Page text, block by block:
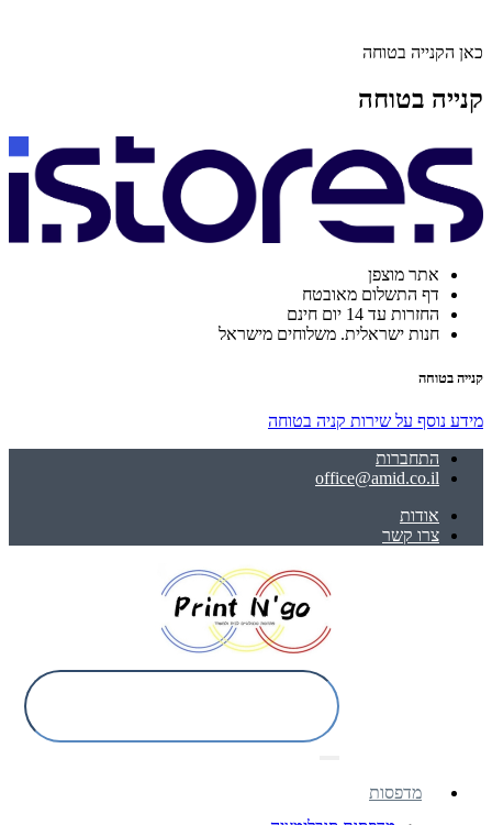
כאן הקנייה בטוחה
קנייה בטוחה
אתר מוצפן
דף התשלום מאובטח
החזרות עד 14 יום חינם
חנות ישראלית. משלוחים מישראל
קנייה בטוחה
מידע נוסף על שירות קניה בטוחה
התחברות
office@amid.co.il
אודות
צרו קשר
מדפסות